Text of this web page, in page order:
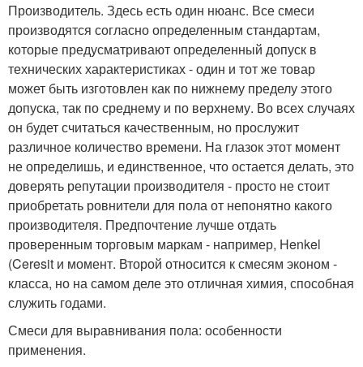
Производитель. Здесь есть один нюанс. Все смеси
производятся согласно определенным стандартам,
которые предусматривают определенный допуск в
технических характеристиках - один и тот же товар
может быть изготовлен как по нижнему пределу этого
допуска, так по среднему и по верхнему. Во всех случаях
он будет считаться качественным, но прослужит
различное количество времени. На глазок этот момент
не определишь, и единственное, что остается делать, это
доверять репутации производителя - просто не стоит
приобретать ровнители для пола от непонятно какого
производителя. Предпочтение лучше отдать
проверенным торговым маркам - например, Henkel
(Ceresit и момент. Второй относится к смесям эконом -
класса, но на самом деле это отличная химия, способная
служить годами.
Смеси для выравнивания пола: особенности
применения.